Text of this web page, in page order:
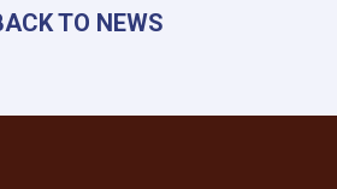
TO NEWS